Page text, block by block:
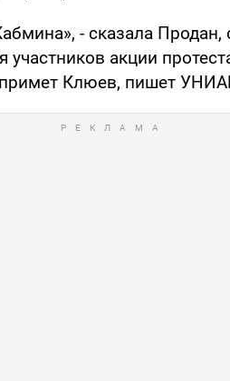
- сказала Продан,
акции
примет Клюев, пишет